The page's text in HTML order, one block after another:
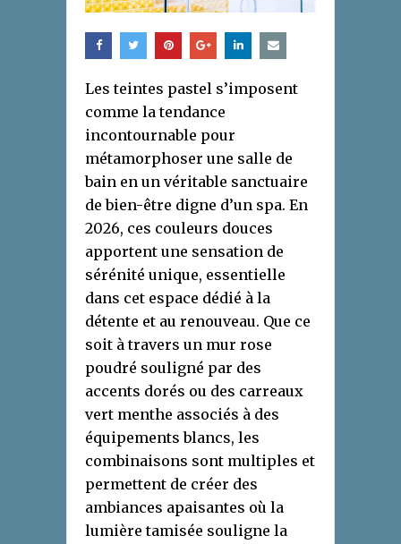
Les teintes pastel s’imposent
comme la tendance
incontournable pour
métamorphoser une salle de
bain en un véritable sanctuaire
de bien-être digne d’un spa. En
2026, ces couleurs douces
apportent une sensation de
sérénité unique, essentielle
dans cet espace dédié à la
détente et au renouveau. Que ce
soit à travers un mur rose
poudré souligné par des
accents dorés ou des carreaux
vert menthe associés à des
équipements blancs, les
combinaisons sont multiples et
permettent de créer des
ambiances apaisantes où la
lumière tamisée souligne la